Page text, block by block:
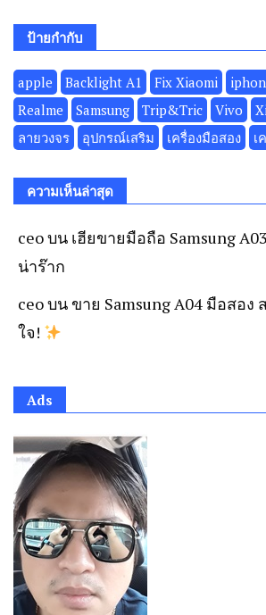
ป้ายกำกับ
apple Backlight A1 Fix Xiaomi
Realme
Samsung Trip&Tric Vivo
ลายวงจร
อุปกรณ์เสริม เครื่องมือสอง เ
ความเห็นล่าสุด
ceoบน เฮียขายมือถือ Samsung
น่าร๊าก
ceoบน ขาย Samsung A04 มือสอ
ใจ!
Ads